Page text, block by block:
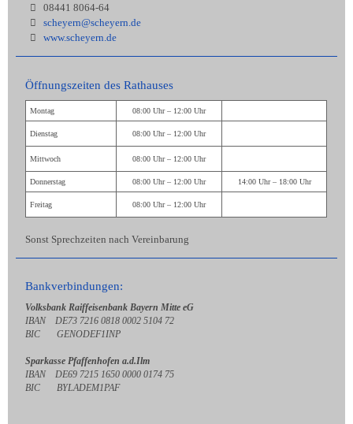
08441 8064-64
scheyern@scheyern.de
www.scheyern.de
Öffnungszeiten des Rathauses
Montag 08:00 Uhr – 12:00 Uhr
Dienstag 08:00 Uhr – 12:00 Uhr
Mittwoch 08:00 Uhr – 12:00 Uhr
Donnerstag 08:00 Uhr – 12:00 Uhr 14:00 Uhr – 18:00 Uhr
Freitag 08:00 Uhr – 12:00 Uhr
Sonst Sprechzeiten nach Vereinbarung
Bankverbindungen:
Volksbank Raiffeisenbank Bayern Mitte eG
IBAN DE73 7216 0818 0002 5104 72
BIC GENODEF1INP
Sparkasse Pfaffenhofen a.d.Ilm
IBAN DE69 7215 1650 0000 0174 75
BIC BYLADEM1PAF